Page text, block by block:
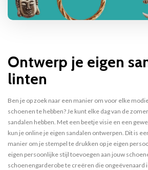
Ontwerp je eigen
linten
Ben je op zoek naar een manier om voor elke
schoenen te hebben? Je kunt elke dag van de
sandalen hebben. Met een beetje visie en een
kun je online je eigen sandalen ontwerpen. Dit is
manier om je stempel te drukken op je eigen
eigen persoonlijke stijl toevoegen aan jouw
schoenengarderobe te creëren die ongeëvenaard